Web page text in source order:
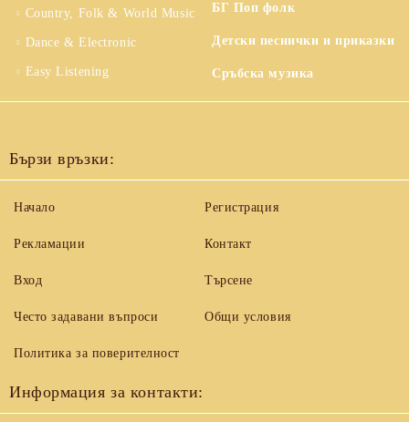
Country, Folk & World Music
Dance & Electronic
Easy Listening
БГ Поп фолк
Детски песнички и приказки
Сръбска музика
Бързи връзки:
Начало
Рекламации
Вход
Често задавани въпроси
Регистрация
Контакт
Търсене
Общи условия
Политика за поверителност
Информация за контакти: